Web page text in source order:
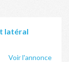
latéral
Voir l'annonce